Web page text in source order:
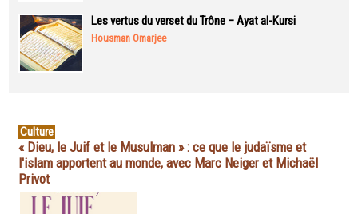
Les vertus du verset du Trône – Ayat al-Kursi
Housman Omarjee
Culture
« Dieu, le Juif et le Musulman » : ce que le judaïsme et
l'islam apportent au monde, avec Marc Neiger et Michaël
Privot